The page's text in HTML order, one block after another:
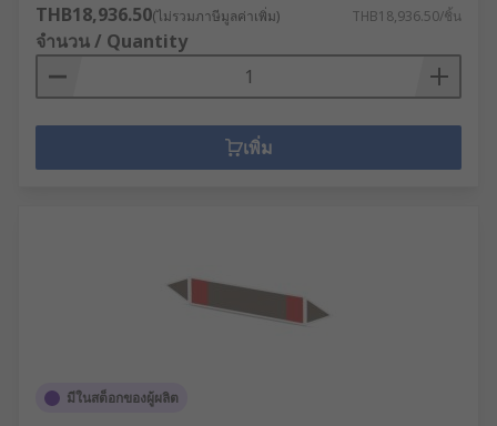
THB18,936.50(ไม่รวมภาษีมูลค่าเพิ่ม) THB18,936.50/ชิ้น
จำนวน / Quantity
เพิ่ม
มีในสต็อกของผู้ผลิต